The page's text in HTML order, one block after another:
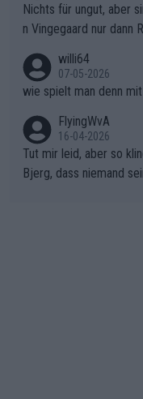
Nichts für ungut, aber
n Vingegaard nur dann
willi64
07-05-2026
wie spielt man denn
FlyingWvA
16-04-2026
Tut mir leid, aber so
Bjerg, dass niemand